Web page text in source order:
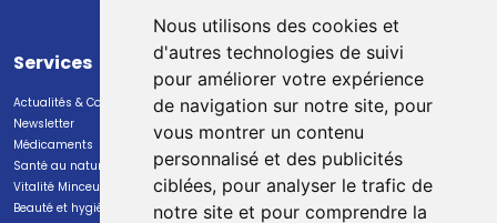
Nous utilisons des cookies et
d'autres technologies de suivi
pour améliorer votre expérience
de navigation sur notre site, pour
vous montrer un contenu
personnalisé et des publicités
ciblées, pour analyser le trafic de
notre site et pour comprendre la
Services
Actualités & Conseils
Newsletter
Médicaments
Santé au naturel
Vitalité Minceur Nutrition
Beauté et hygiène
Paiement
Paiement sécurisé